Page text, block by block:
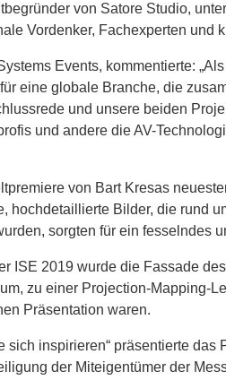
von Satore Studio,
Vordenker, Fachexperten und
Events, kommentierte:
eine globale Branche, die
und unsere beiden
und andere die AV-
von Bart Kresas
hochdetaillierte Bilder, die rund
sorgten für ein fesselndes
ISE 2019 wurde die Fassade
zu einer Projection-Mapping-
Präsentation waren.
sich inspirieren“ präsentierte das
der Miteigentümer der